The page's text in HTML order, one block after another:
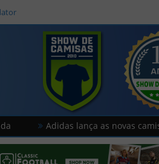
lança as novas camisas do Paris FC